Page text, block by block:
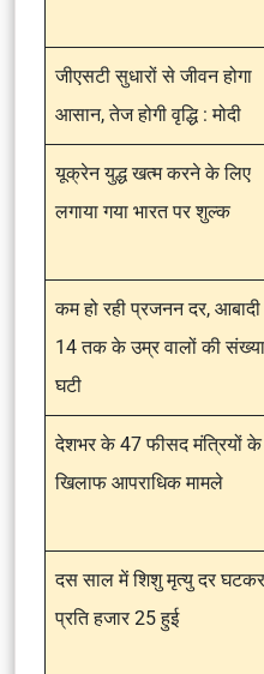
जीएसटी सुधारों से जीवन होगा
आसान, तेज होगी वृद्धि : मोदी
यूक्रेन युद्ध खत्म करने के लिए
लगाया गया भारत पर शुल्क
कम हो रही प्रजनन दर,
14 तक के उम्र वालों की संख्या
घटी
देशभर के 47 फीसद मंत्रियों के
खिलाफ आपराधिक मामले
दस साल में शिशु मृत्यु दर घटकर
प्रति हजार 25 हुई